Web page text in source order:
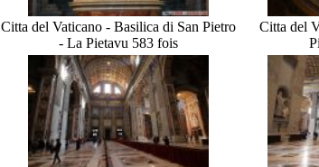
Citta del Vaticano - Basilica di San Pietro
- La Pietavu 583 fois
Citta del